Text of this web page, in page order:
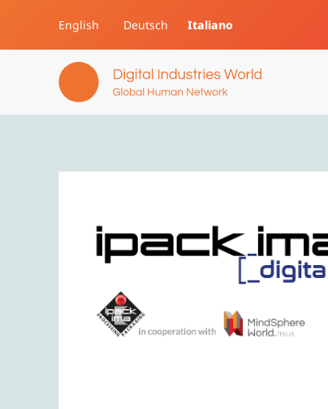
Skip to main content
English Deutsch Italiano